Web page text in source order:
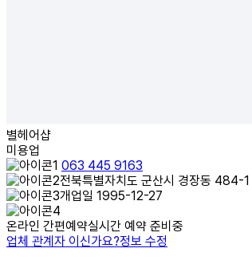
별헤어샵
미용업
063 445 9163
전북특별자치도 군산시 경장동 484-1
개업일 1995-12-27
온라인 간편예약실시간 예약 준비중
업체 관계자 이신가요?정보 수정